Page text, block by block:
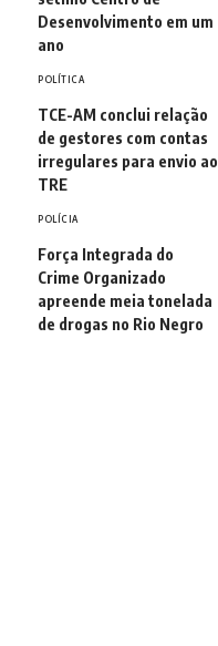
Desenvolvimento em um
ano
POLÍTICA
TCE-AM conclui relação
de gestores com contas
irregulares para envio ao
TRE
POLÍCIA
Força Integrada do
Crime Organizado
apreende meia tonelada
de drogas no Rio Negro